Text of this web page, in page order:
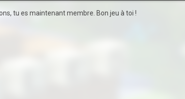
tu es maintenant membre. Bon jeu à toi !